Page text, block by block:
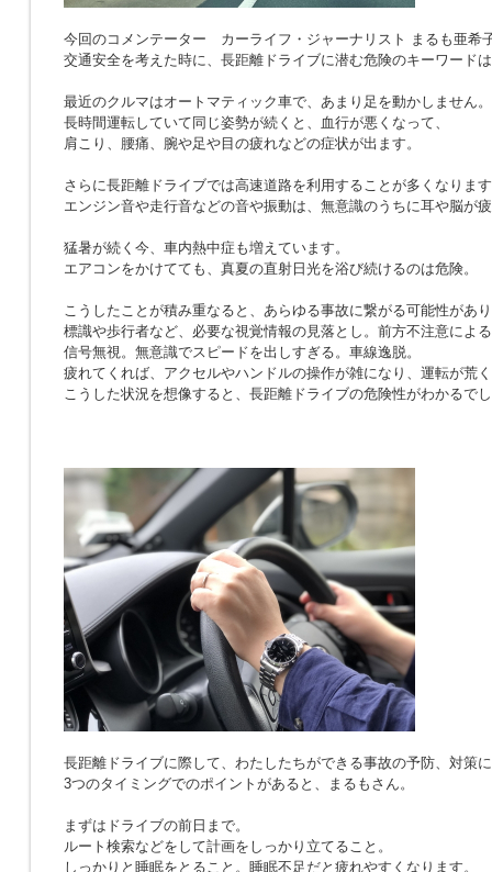
今回のコメンテーター カーライフ・ジャーナリスト まるも亜希
交通安全を考えた時に、長距離ドライブに潜む危険のキーワード
最近のクルマはオートマティック車で、あまり足を動かしません。
長時間運転していて同じ姿勢が続くと、血行が悪くなって、
肩こり、腰痛、腕や足や目の疲れなどの症状が出ます。
さらに長距離ドライブでは高速道路を利用することが多くなりま
エンジン音や走行音などの音や振動は、無意識のうちに耳や脳が
猛暑が続く今、車内熱中症も増えています。
エアコンをかけてても、真夏の直射日光を浴び続けるのは危険。
こうしたことが積み重なると、あらゆる事故に繋がる可能性があ
標識や歩行者など、必要な視覚情報の見落とし。前方不注意によ
信号無視。無意識でスピードを出しすぎる。車線逸脱。
疲れてくれば、アクセルやハンドルの操作が雑になり、運転が荒
こうした状況を想像すると、長距離ドライブの危険性がわかるで
長距離ドライブに際して、わたしたちができる事故の予防、対策
3つのタイミングでのポイントがあると、まるもさん。
まずはドライブの前日まで。
ルート検索などをして計画をしっかり立てること。
しっかりと睡眠をとること。睡眠不足だと疲れやすくなります。